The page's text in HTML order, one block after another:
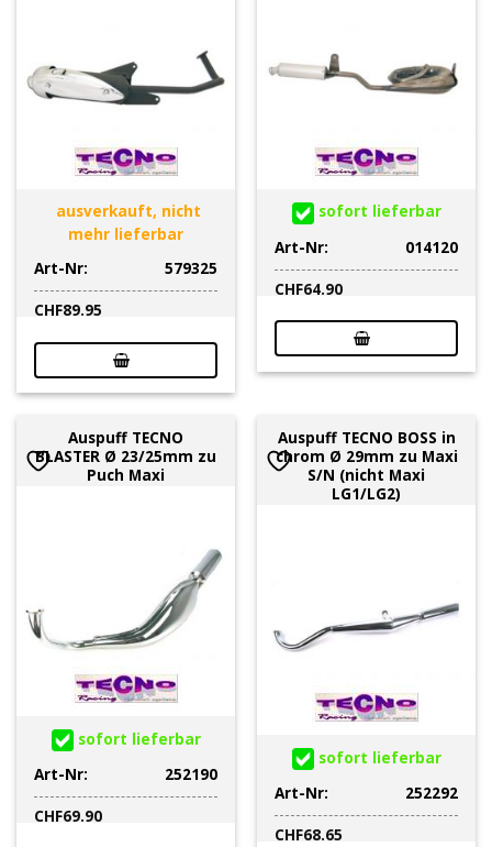
ausverkauft, nicht
mehr lieferbar
Art-Nr:
579325
CHF89.95
sofort lieferbar
Art-Nr:
014120
CHF64.90
Auspuff TECNO
BLASTER Ø 23/25mm zu
Puch Maxi
sofort lieferbar
Art-Nr:
252190
CHF69.90
Auspuff TECNO BOSS in
chrom Ø 29mm zu Maxi
S/N (nicht Maxi
LG1/LG2)
sofort lieferbar
Art-Nr:
252292
CHF68.65